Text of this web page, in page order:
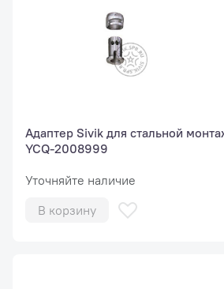
Адаптер Sivik для стальной
YCQ-2008999
Уточняйте наличие
В корзину